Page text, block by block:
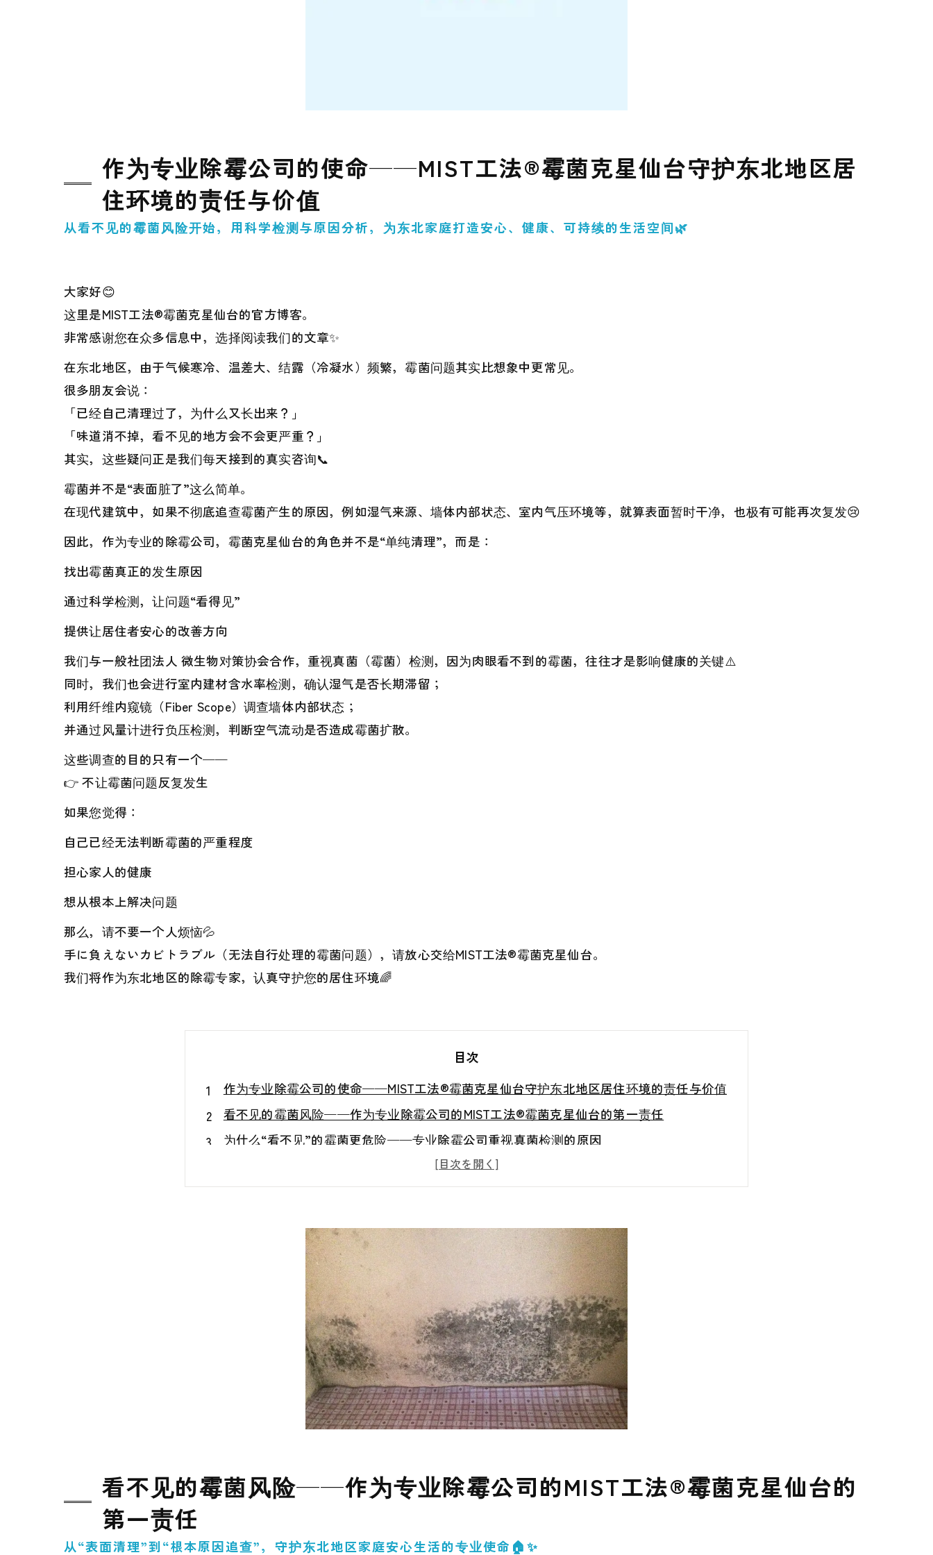
作为专业除霉公司的使命——MIST工法®霉菌克星仙台守护东北地区居
住环境的责任与价值
从看不见的霉菌风险开始，用科学检测与原因分析，为东北家庭打造安心、健康、可持续的生活空间🌿
大家好😊
这里是MIST工法®霉菌克星仙台的官方博客。
非常感谢您在众多信息中，选择阅读我们的文章✨
在东北地区，由于气候寒冷、温差大、结露（冷凝水）频繁，霉菌问题其实比想象中更常见。
很多朋友会说：
「已经自己清理过了，为什么又长出来？」
「味道消不掉，看不见的地方会不会更严重？」
其实，这些疑问正是我们每天接到的真实咨询📞
霉菌并不是“表面脏了”这么简单。
在现代建筑中，如果不彻底追查霉菌产生的原因，例如湿气来源、墙体内部状态、室内气压环境等，就算表面暂时干净，也极有可能再次复发😢
因此，作为专业的除霉公司，霉菌克星仙台的角色并不是“单纯清理”，而是：
找出霉菌真正的发生原因
通过科学检测，让问题“看得见”
提供让居住者安心的改善方向
我们与一般社团法人 微生物对策协会合作，重视真菌（霉菌）检测，因为肉眼看不到的霉菌，往往才是影响健康的关键⚠️
同时，我们也会进行室内建材含水率检测，确认湿气是否长期滞留；
利用纤维内窥镜（Fiber Scope）调查墙体内部状态；
并通过风量计进行负压检测，判断空气流动是否造成霉菌扩散。
这些调查的目的只有一个——
👉 不让霉菌问题反复发生
如果您觉得：
自己已经无法判断霉菌的严重程度
担心家人的健康
想从根本上解决问题
那么，请不要一个人烦恼💦
手に負えないカビトラブル（无法自行处理的霉菌问题），请放心交给MIST工法®霉菌克星仙台。
我们将作为东北地区的除霉专家，认真守护您的居住环境🌈
目次
作为专业除霉公司的使命——MIST工法®霉菌克星仙台守护东北地区居住环境的责任与价值
看不见的霉菌风险——作为专业除霉公司的MIST工法®霉菌克星仙台的第一责任
为什么“看不见”的霉菌更危险——专业除霉公司重视真菌检测的原因
霉菌反复出现的真正原因——为什么必须检测室内建材的含水率
用眼睛确认“看不见的地方”——为什么要调查墙体内部的真实状态
不改善原因就一定会复发——现代建筑中霉菌问题的真实现状
当霉菌问题“已经超出自己能力范围”——为什么要尽早咨询专业除霉公司
看不见的霉菌风险——作为专业除霉公司的MIST工法®霉菌克星仙台的
第一责任
从“表面清理”到“根本原因追查”，守护东北地区家庭安心生活的专业使命🏠✨